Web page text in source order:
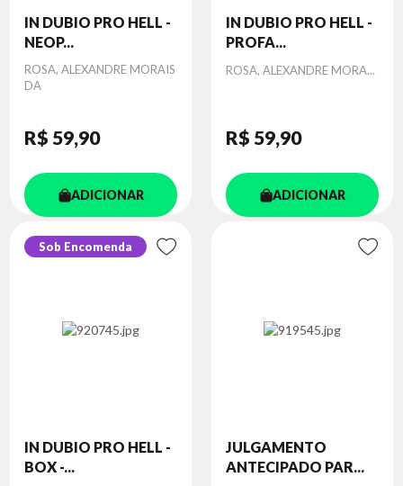
IN DUBIO PRO HELL -
NEOP...
Autor
ROSA, ALEXANDRE MORAIS
DA
R$ 59,90
ADICIONAR
IN DUBIO PRO HELL -
PROFA...
Autor
ROSA, ALEXANDRE MORA...
R$ 59,90
ADICIONAR
Sob Encomenda
IN DUBIO PRO HELL -
BOX -...
JULGAMENTO
ANTECIPADO PAR...